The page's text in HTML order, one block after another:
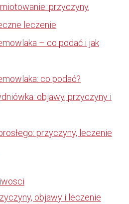
przyczyny,
leczenie
– co podać i jak
co podać?
objawy, przyczyny i
przyczyny, leczenie
objawy i leczenie